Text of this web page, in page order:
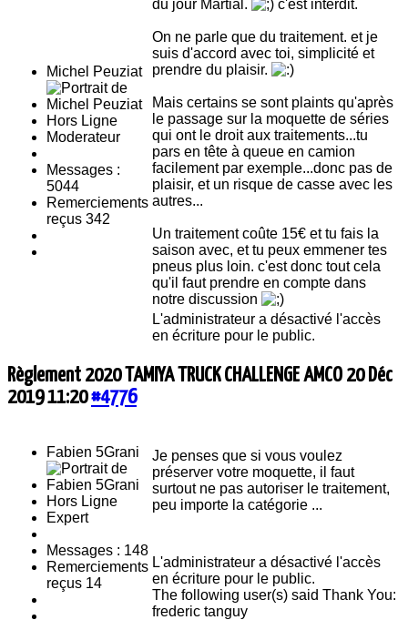
Michel Peuziat
Hors Ligne
Moderateur
Messages :
5044
Remerciements
reçus 342
du jour Martial.
c'est interdit.
On ne parle que du traitement. et je
suis d'accord avec toi, simplicité et
prendre du plaisir.
Mais certains se sont plaints qu'après
le passage sur la moquette de séries
qui ont le droit aux traitements...tu
pars en tête à queue en camion
facilement par exemple...donc pas de
plaisir, et un risque de casse avec les
autres...
Un traitement coûte 15€ et tu fais la
saison avec, et tu peux emmener tes
pneus plus loin. c'est donc tout cela
qu'il faut prendre en compte dans
notre discussion
L'administrateur a désactivé l'accès
en écriture pour le public.
Règlement 2020 TAMIYA TRUCK CHALLENGE AMCO 20 Déc
2019 11:20#4776
Fabien 5Grani
Hors Ligne
Expert
Messages : 148
Remerciements
reçus 14
Je penses que si vous voulez
préserver votre moquette, il faut
surtout ne pas autoriser le traitement,
peu importe la catégorie ...
L'administrateur a désactivé l'accès
en écriture pour le public.
The following user(s) said Thank You:
frederic tanguy